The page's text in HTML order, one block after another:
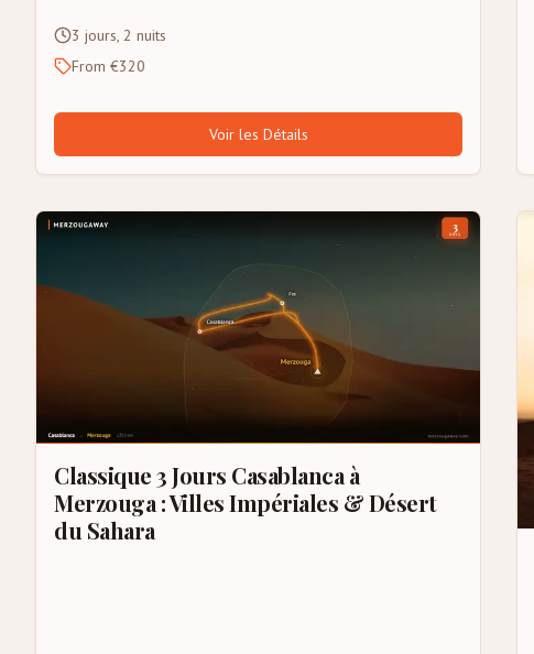
3 jours, 2 nuits
From €320
Voir les Détails
Classique 3 Jours Casablanca à
Merzouga : Villes Impériales & Désert
du Sahara